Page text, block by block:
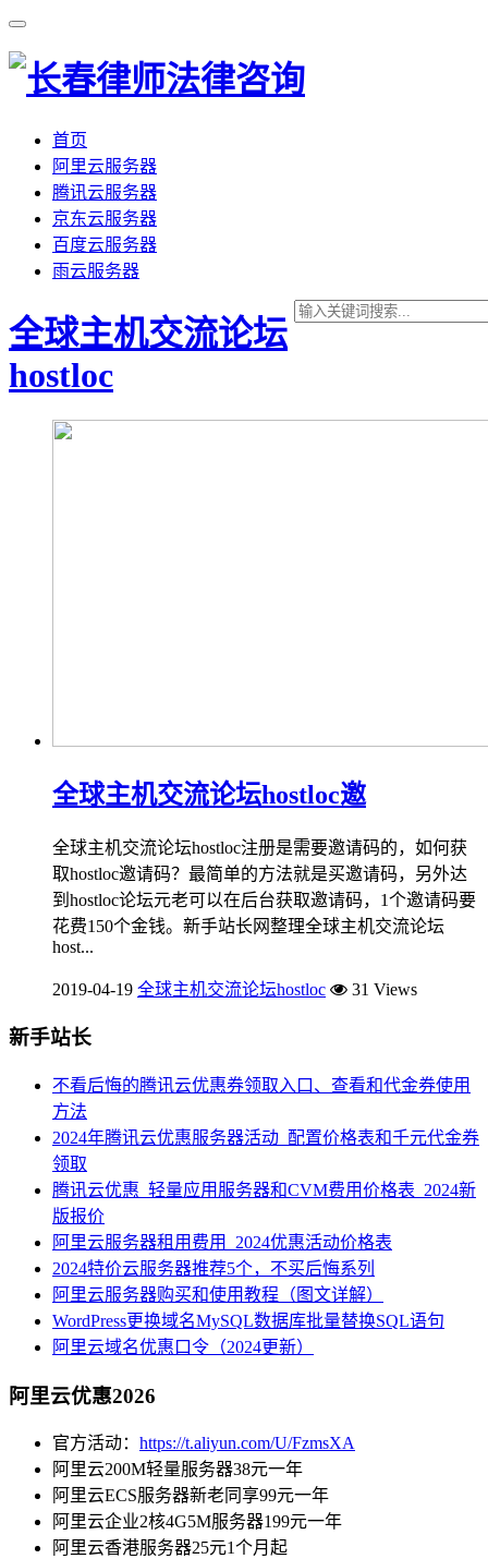
首页
阿里云服务器
腾讯云服务器
京东云服务器
百度云服务器
雨云服务器
全球主机交流论坛
hostloc
全球主机交流论坛hostloc邀
全球主机交流论坛hostloc注册是需要邀请码的，如何获
取hostloc邀请码？最简单的方法就是买邀请码，另外达
到hostloc论坛元老可以在后台获取邀请码，1个邀请码要
花费150个金钱。新手站长网整理全球主机交流论坛
host...
2019-04-19 全球主机交流论坛hostloc 31 Views
新手站长
不看后悔的腾讯云优惠券领取入口、查看和代金券使用
方法
2024年腾讯云优惠服务器活动_配置价格表和千元代金券
领取
腾讯云优惠_轻量应用服务器和CVM费用价格表_2024新
版报价
阿里云服务器租用费用_2024优惠活动价格表
2024特价云服务器推荐5个，不买后悔系列
阿里云服务器购买和使用教程（图文详解）
WordPress更换域名MySQL数据库批量替换SQL语句
阿里云域名优惠口令（2024更新）
阿里云优惠2026
官方活动： https://t.aliyun.com/U/FzmsXA
阿里云200M轻量服务器38元一年
阿里云ECS服务器新老同享99元一年
阿里云企业2核4G5M服务器199元一年
阿里云香港服务器25元1个月起